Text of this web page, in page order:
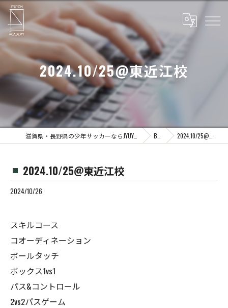
2024.10/25@東近江校
Blog 2024.10/25@東近江校
2024.10/25@東近江校
2024/10/26
スキルコース
コオーディネーション
ボールタッチ
ボックス1vs1
パス&コントロール
2vs2パスゲーム